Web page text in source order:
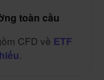
toàn cầu
CFD về ETF
.